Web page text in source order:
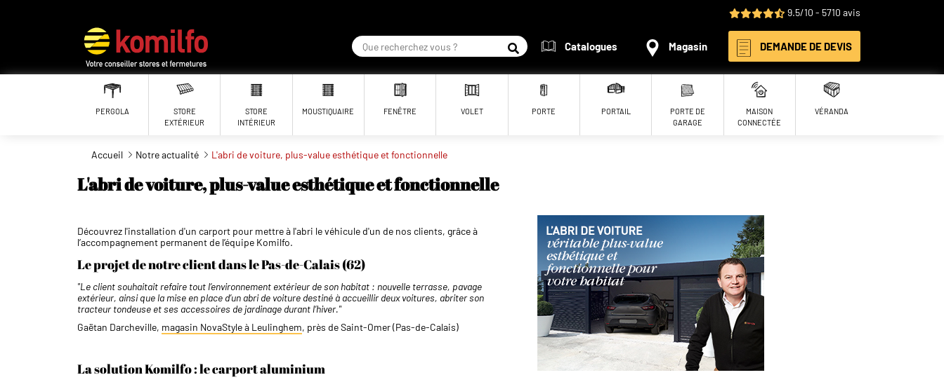
9.5/10 - 5710 avis
RECHERCHERCatalogues Magasin DEMANDE DE DEVIS
PERGOLA
STORE
EXTÉRIEUR
STORE
INTÉRIEUR
MOUSTIQUAIRE FENÊTRE VOLET PORTE PORTAIL
PORTE DE
GARAGE
MAISON
CONNECTÉE
VÉRANDA
Accueil Notre actualité L'abri de voiture, plus-value esthétique et fonctionnelle
L'abri de voiture, plus-value esthétique et fonctionnelle
Découvrez l'installation d'un carport pour mettre à l'abri le véhicule d'un de nos clients, grâce à
l’accompagnement permanent de l’équipe Komilfo.
Le projet de notre client dans le Pas-de-Calais (62)
"Le client souhaitait refaire tout l’environnement extérieur de son habitat : nouvelle terrasse, pavage
extérieur, ainsi que la mise en place d’un abri de voiture destiné à accueillir deux voitures, abriter son
tracteur tondeuse et ses accessoires de jardinage durant l’hiver."
Gaëtan Darcheville, magasin NovaStyle à Leulinghem, près de Saint-Omer (Pas-de-Calais)
La solution Komilfo : le carport aluminium